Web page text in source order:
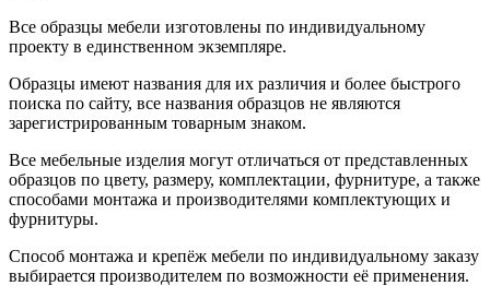
Все образцы мебели изготовлены по индивидуальному
проекту в единственном экземпляре.
Образцы имеют названия для их различия и более быстрого
поиска по сайту, все названия образцов не являются
зарегистрированным товарным знаком.
Все мебельные изделия могут отличаться от представленных
образцов по цвету, размеру, комплектации, фурнитуре, а также
способами монтажа и производителями комплектующих и
фурнитуры.
Способ монтажа и крепёж мебели по индивидуальному заказу
выбирается производителем по возможности её применения.